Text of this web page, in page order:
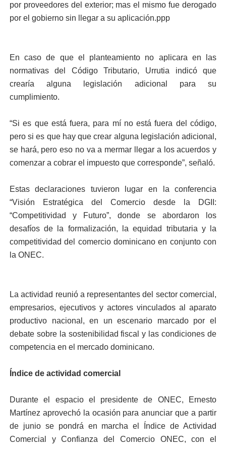
por proveedores del exterior; mas el mismo fue derogado
por el gobierno sin llegar a su aplicación.ppp
En caso de que el planteamiento no aplicara en las
normativas del Código Tributario, Urrutia indicó que
crearía alguna legislación adicional para su
cumplimiento.
“Si es que está fuera, para mí no está fuera del código,
pero si es que hay que crear alguna legislación adicional,
se hará, pero eso no va a mermar llegar a los acuerdos y
comenzar a cobrar el impuesto que corresponde”, señaló.
Estas declaraciones tuvieron lugar en la conferencia
“Visión Estratégica del Comercio desde la DGII:
“Competitividad y Futuro”, donde se abordaron los
desafíos de la formalización, la equidad tributaria y la
competitividad del comercio dominicano en conjunto con
la ONEC.
La actividad reunió a representantes del sector comercial,
empresarios, ejecutivos y actores vinculados al aparato
productivo nacional, en un escenario marcado por el
debate sobre la sostenibilidad fiscal y las condiciones de
competencia en el mercado dominicano.
Índice de actividad comercial
Durante el espacio el presidente de ONEC, Ernesto
Martínez aprovechó la ocasión para anunciar que a partir
de junio se pondrá en marcha el Índice de Actividad
Comercial y Confianza del Comercio ONEC, con el